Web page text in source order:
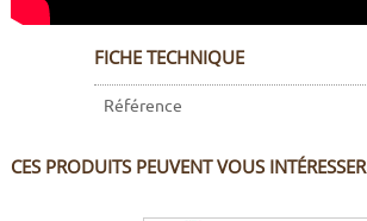
FICHE TECHNIQUE
Référence
CES PRODUITS PEUVENT VOUS INTÉRESSER